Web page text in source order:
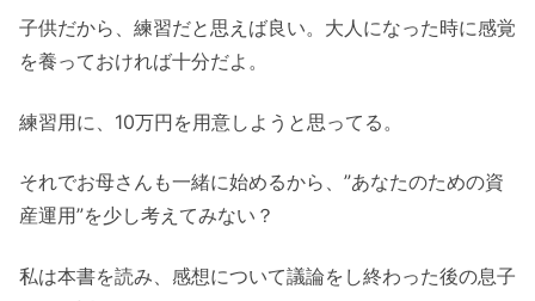
子供だから、練習だと思えば良い。大人になった時に感覚
を養っておければ十分だよ。
練習用に、10万円を用意しようと思ってる。
それでお母さんも一緒に始めるから、”あなたのための資
産運用”を少し考えてみない？
私は本書を読み、感想について議論をし終わった後の息子